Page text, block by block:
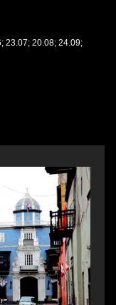
23.07; 20.08; 24.09;